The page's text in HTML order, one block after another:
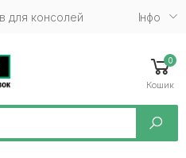
для консолей Iнфо
0
Кошик